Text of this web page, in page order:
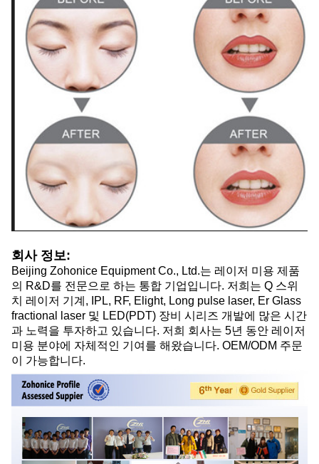
회사 정보:
Beijing Zohonice Equipment Co., Ltd.는 레이저 미용 제품
의 R&D를 전문으로 하는 통합 기업입니다. 저희는 Q 스위
치 레이저 기계, IPL, RF, Elight, Long pulse laser, Er Glass
fractional laser 및 LED(PDT) 장비 시리즈 개발에 많은 시간
과 노력을 투자하고 있습니다. 저희 회사는 5년 동안 레이저
미용 분야에 자체적인 기여를 해왔습니다. OEM/ODM 주문
이 가능합니다.